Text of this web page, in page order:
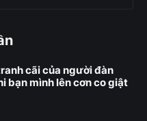
cãi của người đàn
bạn mình lên cơn co giật